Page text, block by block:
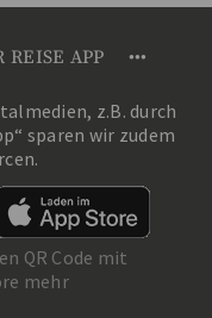
REISE APP •••
z.B. durch
sparen wir zudem
QR Code mit
mehr